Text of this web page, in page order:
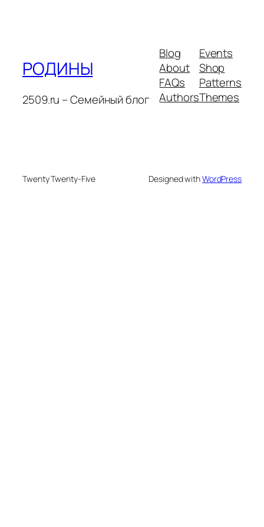
РОДИНЫ
2509.ru – Семейный блог
Blog
About
FAQs
Authors
Events
Shop
Patterns
Themes
Twenty Twenty-Five Designed withWordPress